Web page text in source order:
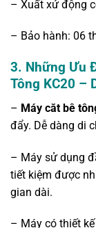
– Xuất xứ động
– Bảo hành: 06
3. Những Ưu
Tông KC20 –
– Máy căt bê
đẩy. Dễ dàng di
– Máy sử dụng
tiết kiệm được
gian dài.
– Máy có thiết